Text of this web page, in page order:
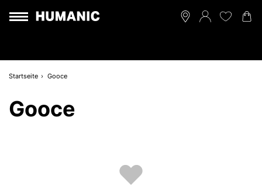
Startseite Gooce
Gooce